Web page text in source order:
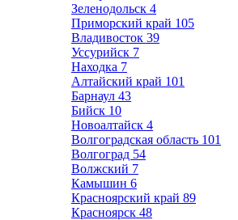
Зеленодольск 4
Приморский край 105
Владивосток 39
Уссурийск 7
Находка 7
Алтайский край 101
Барнаул 43
Бийск 10
Новоалтайск 4
Волгоградская область 101
Волгоград 54
Волжский 7
Камышин 6
Красноярский край 89
Красноярск 48